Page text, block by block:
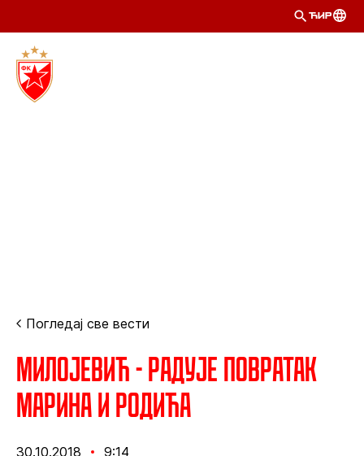
ЋИР
Погледај све вести
Милојевић - Радује повратак
Марина и Родића
30.10.2018 9:14